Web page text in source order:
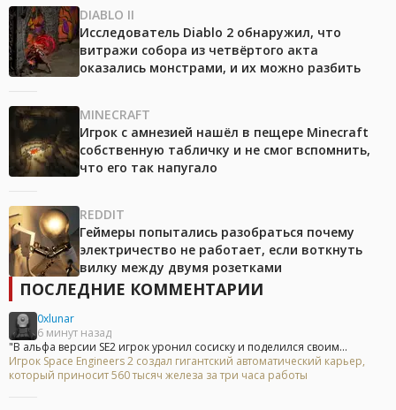
DIABLO II
Исследователь Diablo 2 обнаружил, что
витражи собора из четвёртого акта
оказались монстрами, и их можно разбить
MINECRAFT
Игрок с амнезией нашёл в пещере Minecraft
собственную табличку и не смог вспомнить,
что его так напугало
REDDIT
Геймеры попытались разобраться почему
электричество не работает, если воткнуть
вилку между двумя розетками
ПОСЛЕДНИЕ КОММЕНТАРИИ
0xlunar
6 минут назад
"В альфа версии SE2 игрок уронил сосиску и поделился своим...
Игрок Space Engineers 2 создал гигантский автоматический карьер,
который приносит 560 тысяч железа за три часа работы